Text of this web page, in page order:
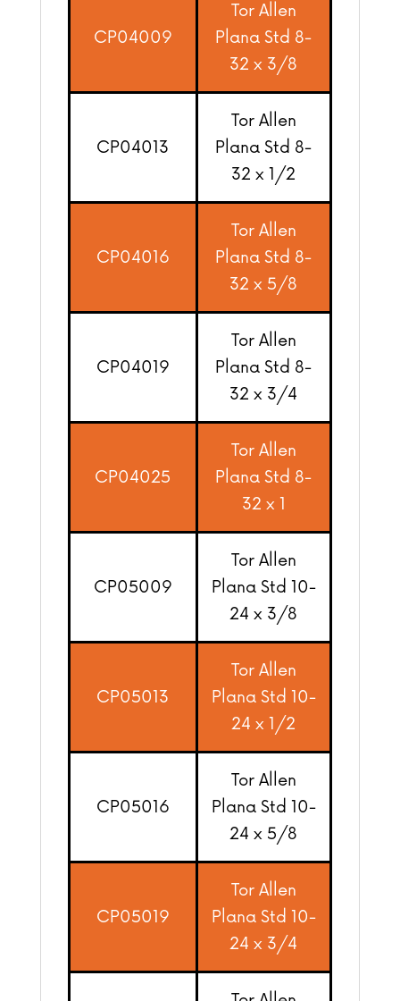
CP04009
Tor Allen
Plana Std 8-
32 x 3/8
CP04013
Tor Allen
Plana Std 8-
32 x 1/2
CP04016
Tor Allen
Plana Std 8-
32 x 5/8
CP04019
Tor Allen
Plana Std 8-
32 x 3/4
CP04025
Tor Allen
Plana Std 8-
32 x 1
CP05009
Tor Allen
Plana Std 10-
24 x 3/8
CP05013
Tor Allen
Plana Std 10-
24 x 1/2
CP05016
Tor Allen
Plana Std 10-
24 x 5/8
CP05019
Tor Allen
Plana Std 10-
24 x 3/4